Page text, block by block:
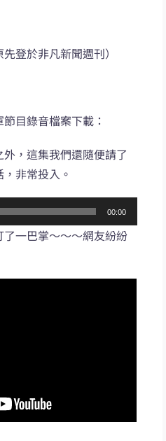
登於非凡新聞週刊）
目錄音檔案下載：
，這集我們還隨便請了
非常投入。
00:00
一巴掌～～～網友紛紛